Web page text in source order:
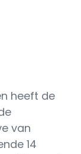
heeft de
van
14